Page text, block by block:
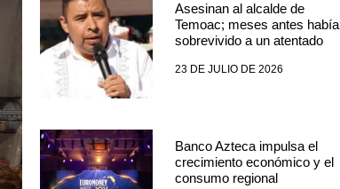
Asesinan al alcalde de
Temoac; meses antes había
sobrevivido a un atentado
23 DE JULIO DE 2026
Banco Azteca impulsa el
crecimiento económico y el
consumo regional